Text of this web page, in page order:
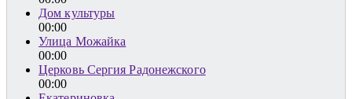
Дом культуры
00:00
Улица Можайка
00:00
Церковь Сергия Радонежского
00:00